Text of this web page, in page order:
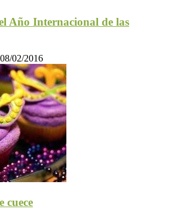
Año Internacional de las
08/02/2016
cuece